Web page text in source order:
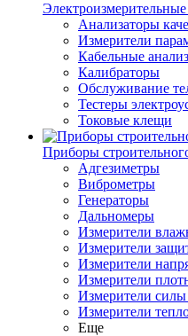
Анализаторы
Измерители
Кабельные
Калибраторы
Обслуживание
Тестеры
Токовые клещи
Приборы
Адгезиметры
Виброметры
Генераторы
Дальномеры
Измерители
Измерители
Измерители
Измерители
Измерители
Измерители
Еще